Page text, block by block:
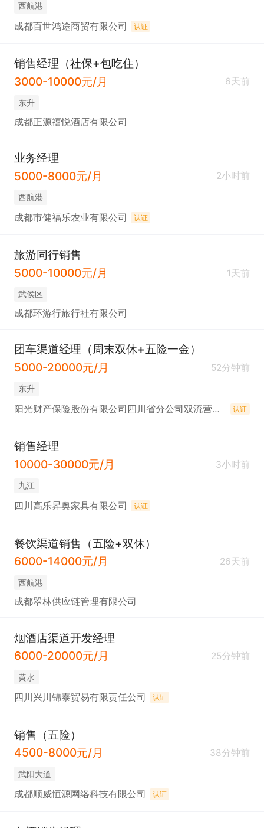
西航港
成都百世鸿途商贸有限公司 认证
销售经理（社保+包吃住）
3000-10000元/月
6天前
东升
成都正源禧悦酒店有限公司
业务经理
5000-8000元/月
2小时前
西航港
成都市健福乐农业有限公司 认证
旅游同行销售
5000-10000元/月
1天前
武侯区
成都环游行旅行社有限公司
团车渠道经理（周末双休+五险一金）
5000-20000元/月
52分钟前
东升
阳光财产保险股份有限公司四川省分公司双流营销服务部 认证
销售经理
10000-30000元/月
3小时前
九江
四川高乐昇奥家具有限公司 认证
餐饮渠道销售（五险+双休）
6000-14000元/月
26天前
西航港
成都翠林供应链管理有限公司
烟酒店渠道开发经理
6000-20000元/月
25分钟前
黄水
四川兴川锦泰贸易有限责任公司 认证
销售（五险）
4500-8000元/月
38分钟前
武阳大道
成都顺威恒源网络科技有限公司 认证